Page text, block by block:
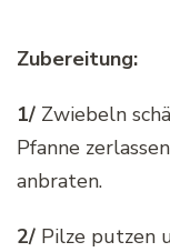
Zubereitung:
1/ Zwiebeln
Pfanne
anbraten.
2/ Pilze putzen